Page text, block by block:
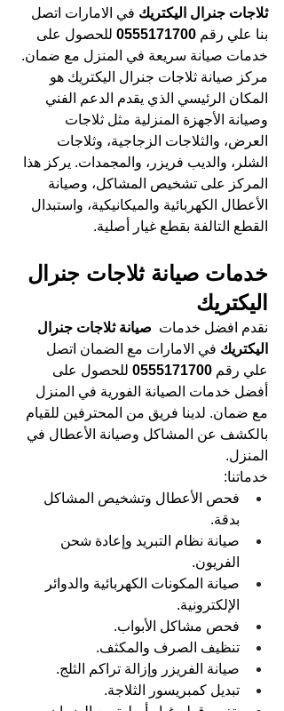
ثلاجات جنرال اليكتريك في الامارات اتصل
بنا علي رقم 0555171700 للحصول على
خدمات صيانة سريعة في المنزل مع ضمان.
مركز صيانة ثلاجات جنرال اليكتريك هو
المكان الرئيسي الذي يقدم الدعم الفني
وصيانة الأجهزة المنزلية مثل ثلاجات
العرض، والثلاجات الزجاجية، وثلاجات
الشلر، والديب فريزر، والمجمدات. يركز هذا
المركز على تشخيص المشاكل، وصيانة
الأعطال الكهربائية والميكانيكية، واستبدال
القطع التالفة بقطع غيار أصلية.
خدمات صيانة ثلاجات جنرال
اليكتريك
نقدم افضل خدمات صيانة ثلاجات جنرال
اليكتريك في الامارات مع الضمان اتصل
علي رقم 0555171700 للحصول على
أفضل خدمات الصيانة الفورية في المنزل
مع ضمان. لدينا فريق من المحترفين للقيام
بالكشف عن المشاكل وصيانة الأعطال في
المنزل.
خدماتنا:
فحص الأعطال وتشخيص المشاكل
بدقة.
صيانة نظام التبريد وإعادة شحن
الفريون.
صيانة المكونات الكهربائية والدوائر
الإلكترونية.
فحص مشاكل الأبواب.
تنظيف الصرف والمكثف.
صيانة الفريزر وإزالة تراكم الثلج.
تبديل كمبريسور الثلاجة.